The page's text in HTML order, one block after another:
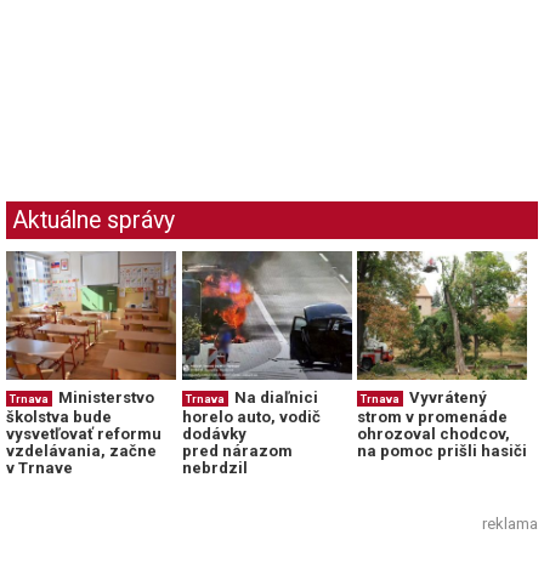
Aktuálne správy
Trnava
Ministerstvo
školstva bude
vysvetľovať reformu
vzdelávania, začne
v Trnave
Trnava
Na diaľnici
horelo auto, vodič
dodávky
pred nárazom
nebrdzil
Trnava
Vyvrátený
strom v promenáde
ohrozoval chodcov,
na pomoc prišli hasiči
reklama